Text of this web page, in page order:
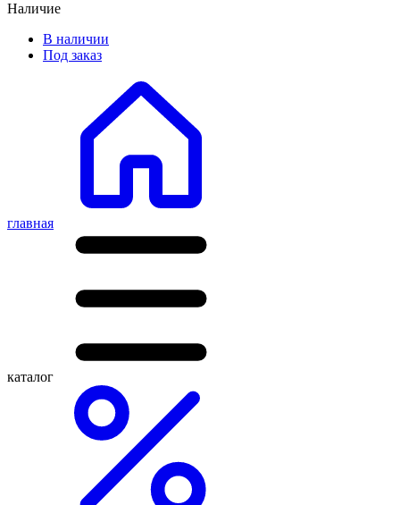
Наличие
В наличии
Под заказ
главная
каталог